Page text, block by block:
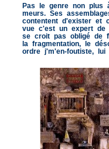
Pas le genre non plus
meurs. Ses
contentent d'exister et
vue c'est un expert de
se croit pas obligé de
la fragmentation, le
ordre j'm'en-foutiste, lui